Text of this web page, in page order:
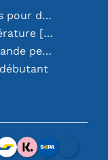
Souder comme un pro : conseils pour des connexions électroniques parfaites
Choisir le bon capteur de température [youtube]
Batteries 18650 : petite taille, grande performance